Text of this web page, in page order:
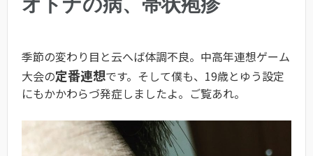
オトナの病、帯状疱疹
季節の変わり目と云へば体調不良。中高年連想ゲーム
大会の定番連想です。そして僕も、19歳とゆう設定
にもかかわらづ発症しましたよ。ご覧あれ。